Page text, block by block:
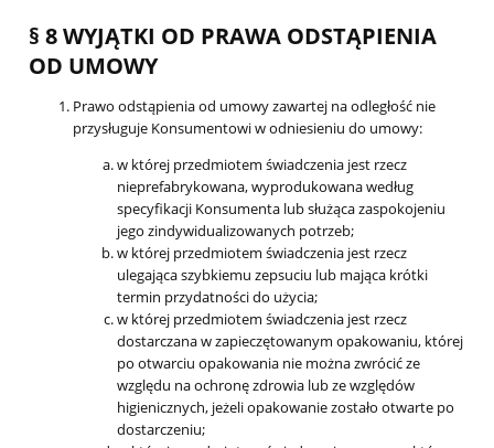
§ 8 WYJĄTKI OD PRAWA ODSTĄPIENIA
OD UMOWY
Prawo odstąpienia od umowy zawartej na odległość nie
przysługuje Konsumentowi w odniesieniu do umowy:
w której przedmiotem świadczenia jest rzecz
nieprefabrykowana, wyprodukowana według
specyfikacji Konsumenta lub służąca zaspokojeniu
jego zindywidualizowanych potrzeb;
w której przedmiotem świadczenia jest rzecz
ulegająca szybkiemu zepsuciu lub mająca krótki
termin przydatności do użycia;
w której przedmiotem świadczenia jest rzecz
dostarczana w zapieczętowanym opakowaniu, której
po otwarciu opakowania nie można zwrócić ze
względu na ochronę zdrowia lub ze względów
higienicznych, jeżeli opakowanie zostało otwarte po
dostarczeniu;